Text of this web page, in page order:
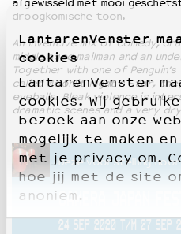
LantarenVenster
cookies
LantarenVenster
cookies. Wij
bezoek aan onze
mogelijk te maken
met je privacy om.
hoe jij met de site
anoniem.
Huisregels
Privacyverklaring
Integriteits- en gedragscode
Duurzaamheid
Culturele boycot Israël
Ruimte voor artistieke vrijheid
afgewisseld met mooi
droogkomische toon.
An inventive mix of comedy,
middle aged mailman and an
Together with one of
called Moonlit Night’s Star,
eyeballs. Bleak violence is
dramatic scenes and a very
Deze voorstelling
CAMERA JAPAN
24 SEP 2020 T/M 27 SEP